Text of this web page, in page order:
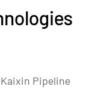
Kaixin Pipeline